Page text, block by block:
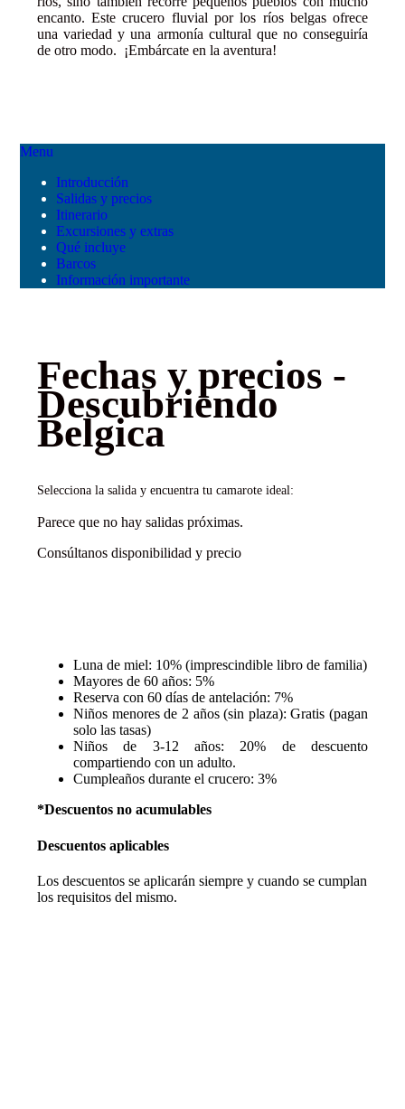
encanto. Este crucero fluvial por los ríos belgas ofrece
una variedad y una armonía cultural que no conseguiría
de otro modo. ¡Embárcate en la aventura!
Menu
Introducción
Salidas y precios
Itinerario
Excursiones y extras
Qué incluye
Barcos
Información importante
Fechas y precios -
Descubriendo
Belgica
Selecciona la salida y encuentra tu camarote ideal:
Parece que no hay salidas próximas.
Consúltanos disponibilidad y precio
Luna de miel: 10% (imprescindible libro de familia)
Mayores de 60 años: 5%
Reserva con 60 días de antelación: 7%
Niños menores de 2 años (sin plaza): Gratis (pagan
solo las tasas)
Niños de 3-12 años: 20% de descuento
compartiendo con un adulto.
Cumpleaños durante el crucero: 3%
*Descuentos no acumulables
Descuentos aplicables
Los descuentos se aplicarán siempre y cuando se cumplan
los requisitos del mismo.